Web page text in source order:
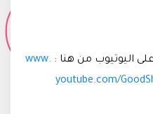
اليوتيوب من هنا : www.
youtube.com/